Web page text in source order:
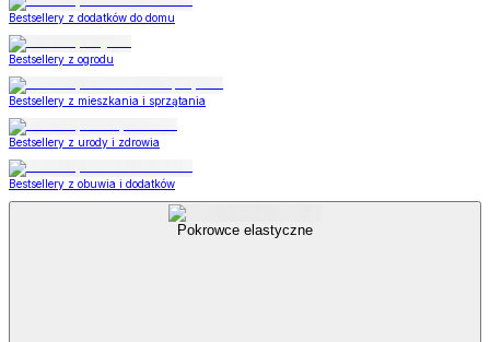
Bestsellery z dodatków do domu
Bestsellery z ogrodu
Bestsellery z mieszkania i sprzątania
Bestsellery z urody i zdrowia
Bestsellery z obuwia i dodatków
Pokrowce elastyczne